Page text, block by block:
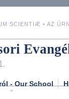
SCIENTIÆ • AZ
- Our School